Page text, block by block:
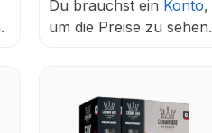
Du brauchst ein Konto,
um die Preise zu sehen.